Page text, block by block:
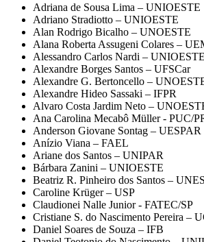
Adriana de Sousa Lima – UNIOESTE
Adriano Stradiotto – UNIOESTE
Alan Rodrigo Bicalho – UNOESTE
Alana Roberta Assugeni Colares –
Alessandro Carlos Nardi – UNIOESTE
Alexandre Borges Santos – UFSCar
Alexandre G. Bertoncello –
Alexandre Hideo Sassaki – IFPR
Alvaro Costa Jardim Neto –
Ana Carolina Mecabô Müller - PUC/
Anderson Giovane Sontag – UESPAR
Anízio Viana – FAEL
Ariane dos Santos – UNIPAR
Bárbara Zanini – UNIOESTE
Beatriz R. Pinheiro dos Santos –
Caroline Krüger – USP
Claudionei Nalle Junior - FATEC/SP
Cristiane S. do Nascimento Pereira –
Daniel Soares de Souza – IFB